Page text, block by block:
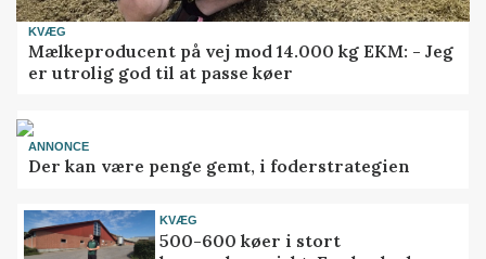
KVÆG
Mælkeproducent på vej mod 14.000 kg EKM: - Jeg
er utrolig god til at passe køer
ANNONCE
Der kan være penge gemt, i foderstrategien
KVÆG
500-600 køer i stort